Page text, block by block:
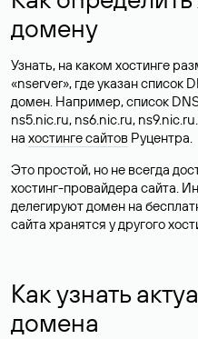
домену
Узнать, на каком хостинге
«nserver», где указан
домен. Например, список
ns5.nic.ru, ns6.nic.ru,
на хостинге сайтов Руцентра.
Это простой, но не всегда
хостинг-провайдера сайта.
делегируют домен на
сайта хранятся у другого
Как узнать
домена